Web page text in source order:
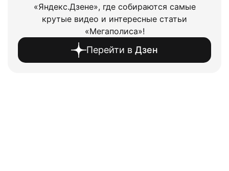
«Яндекс.Дзене», где собираются самые
крутые видео и интересные статьи
«Мегаполиса»!
Перейти в Дзен